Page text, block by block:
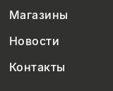
Магазины
Новости
Контакты